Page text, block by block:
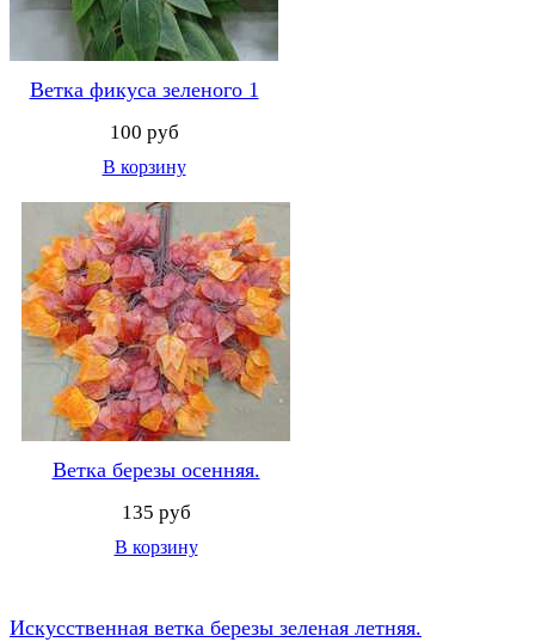
Ветка фикуса зеленого 1
100 руб
В корзину
Ветка березы осенняя.
135 руб
В корзину
Искусственная ветка березы зеленая летняя.